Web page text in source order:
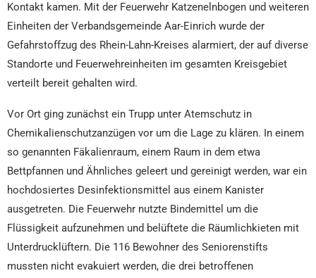
Kontakt kamen. Mit der Feuerwehr Katzenelnbogen und weiteren
Einheiten der Verbandsgemeinde Aar-Einrich wurde der
Gefahrstoffzug des Rhein-Lahn-Kreises alarmiert, der auf diverse
Standorte und Feuerwehreinheiten im gesamten Kreisgebiet
verteilt bereit gehalten wird.
Vor Ort ging zunächst ein Trupp unter Atemschutz in
Chemikalienschutzanzügen vor um die Lage zu klären. In einem
so genannten Fäkalienraum, einem Raum in dem etwa
Bettpfannen und Ähnliches geleert und gereinigt werden, war ein
hochdosiertes Desinfektionsmittel aus einem Kanister
ausgetreten. Die Feuerwehr nutzte Bindemittel um die
Flüssigkeit aufzunehmen und belüftete die Räumlichkieten mit
Unterdrucklüftern. Die 116 Bewohner des Seniorenstifts
mussten nicht evakuiert werden, die drei betroffenen